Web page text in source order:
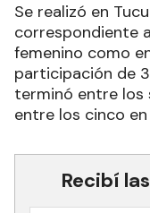
Se realizó en
correspondiente
femenino como
participación de
terminó entre los
entre los cinco
Recibí